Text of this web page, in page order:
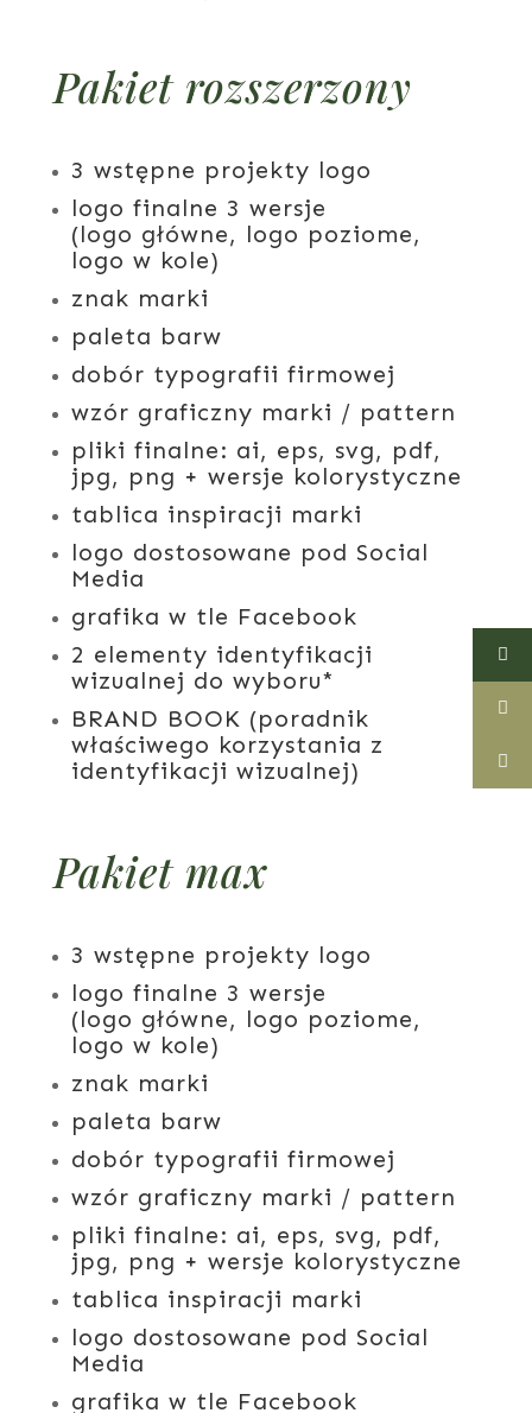
Pakiet rozszerzony
3 wstępne projekty logo
logo finalne 3 wersje
(logo główne, logo poziome,
logo w kole)
znak marki
paleta barw
dobór typografii firmowej
wzór graficzny marki / pattern
pliki finalne: ai, eps, svg, pdf,
jpg, png + wersje kolorystyczne
tablica inspiracji marki
logo dostosowane pod Social
Media
grafika w tle Facebook
2 elementy identyfikacji
wizualnej do wyboru*
BRAND BOOK (poradnik
właściwego korzystania z
identyfikacji wizualnej)
Pakiet max
3 wstępne projekty logo
logo finalne 3 wersje
(logo główne, logo poziome,
logo w kole)
znak marki
paleta barw
dobór typografii firmowej
wzór graficzny marki / pattern
pliki finalne: ai, eps, svg, pdf,
jpg, png + wersje kolorystyczne
tablica inspiracji marki
logo dostosowane pod Social
Media
grafika w tle Facebook